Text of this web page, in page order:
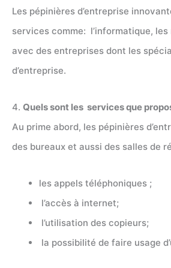
Les pépinières d’entreprise
services comme: l’informatique,
avec des entreprises dont les
d’entreprise.
4. Quels sont les services que
Au prime abord, les pépinières
des bureaux et aussi des salles de
les appels téléphoniques ;
l’accès à internet;
l’utilisation des copieurs;
la possibilité de faire usage